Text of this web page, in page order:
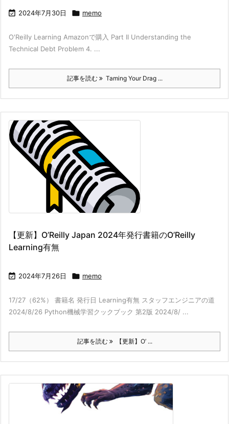
 2024年7月30日  memo
O'Reilly Learning Amazonで購入 Part II Understanding the
Technical Debt Problem 4. ...
記事を読む Taming Your Drag ...
【更新】O’Reilly Japan 2024年発行書籍のO’Reilly
Learning有無
 2024年7月26日  memo
17/27（62%） 書籍名 発行日 Learning有無 スタッフエンジニアの道
2024/8/26 Python機械学習クックブック 第2版 2024/8/ ...
記事を読む 【更新】O’ ...